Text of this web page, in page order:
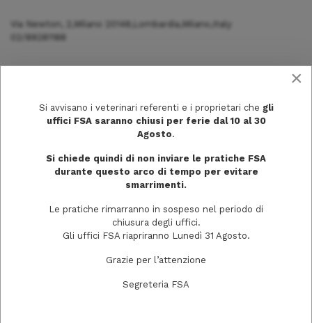
Via Newton, 2,Milano 20148,Lombardia,Milano,Italy
Via Trecchi, 20
×
Si avvisano i veterinari referenti e i proprietari che gli
uffici FSA saranno chiusi per ferie dal 10 al 30
Agosto.
Si chiede quindi di non inviare le pratiche FSA
durante questo arco di tempo per evitare
smarrimenti.
Le pratiche rimarranno in sospeso nel periodo di
chiusura degli uffici.
Gli uffici FSA riapriranno Lunedì 31 Agosto.
Grazie per l’attenzione
Segreteria FSA